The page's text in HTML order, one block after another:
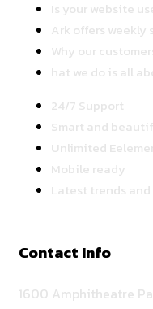
Is your website
Ark offers weekly
Why our
hat we do is all
24/7 Support
Smart and
Unlimited
Mobile ready
Latest trends and
Contact Info
1600 Amphitheatre